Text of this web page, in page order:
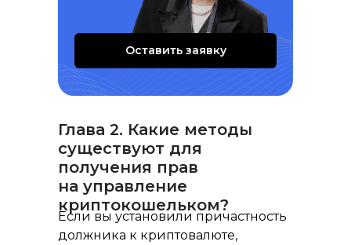
Если вы установили причастность
должника к криптовалюте,
Оставить заявку
Глава 2. Какие методы
существуют для
получения прав
на управление
криптокошельком?